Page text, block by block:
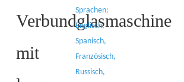
Sprachen:
Englisch,
Spanisch,
Französisch,
Russisch,